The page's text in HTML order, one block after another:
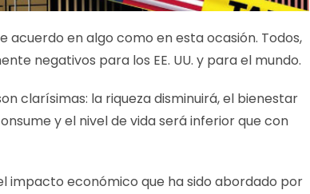
en algo como en esta ocasión. Todos,
negativos para los EE. UU. y para el mundo.
clarísimas: la riqueza disminuirá, el bienestar
y el nivel de vida será inferior que con
impacto económico que ha sido abordado por